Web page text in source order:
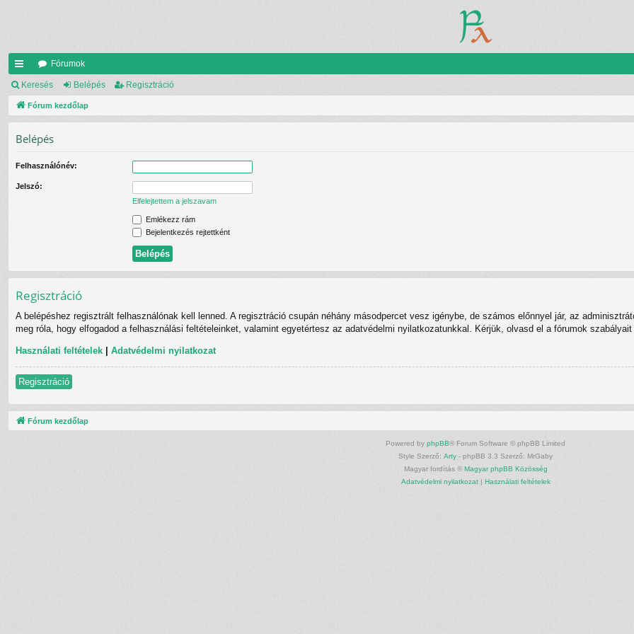
yo
rs
k
Fórumok
Keresés Belépés Regisztráció
Fórum kezdőlap
Belépés
Felhasználónév:
Jelszó:
Elfelejtettem a jelszavam
Emlékezz rám
Bejelentkezés rejtettként
Regisztráció
A belépéshez regisztrált felhasználónak kell lenned. A regisztráció csupán néhány másodpercet vesz igénybe, de számos előnnyel jár, az
meg róla, hogy elfogadod a felhasználási feltételeinket, valamint egyetértesz az adatvédelmi nyilatkozatunkkal. Kérjük, olvasd el a fórumok szabályait
Használati feltételek | Adatvédelmi nyilatkozat
Regisztráció
Fórum kezdőlap
Powered by phpBB® Forum Software © phpBB Limited
Style Szerző: Arty - phpBB 3.3 Szerző: MrGaby
Magyar fordítás © Magyar phpBB Közösség
Adatvédelmi nyilatkozat| Használati feltételek